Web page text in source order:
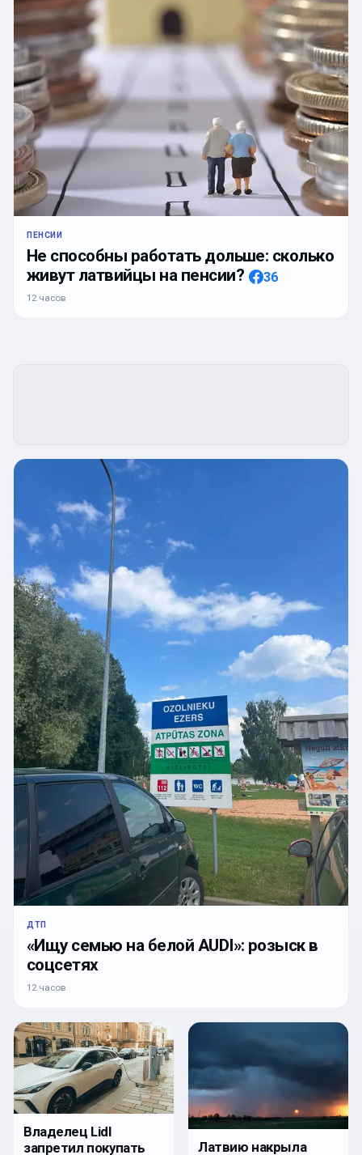
ПЕНСИИ
Не способны работать дольше: сколько
живут латвийцы на пенсии?
36
12 часов
ДТП
«Ищу семью на белой AUDI»: розыск в
соцсетях
12 часов
Владелец Lidl
запретил покупать
Латвию накрыла